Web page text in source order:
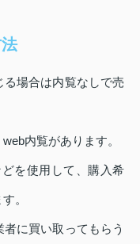
場合は内覧なしで売
内覧があります。
を使用して、購入希
。
に買い取ってもらう